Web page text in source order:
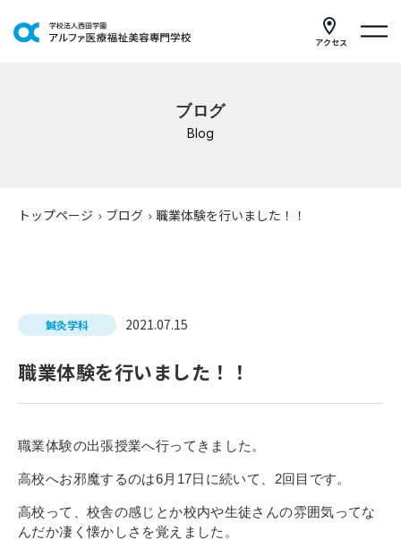
アクセス
研修・講座
公共職業訓練
在校生の皆さまへ
ブログ
Blog
トップページ › ブログ › 職業体験を行いました！！
鍼灸学科 2021.07.15
職業体験を行いました！！
職業体験の出張授業へ行ってきました。
高校へお邪魔するのは6月17日に続いて、2回目です。
高校って、校舎の感じとか校内や生徒さんの雰囲気ってな
んだか凄く懐かしさを覚えました。